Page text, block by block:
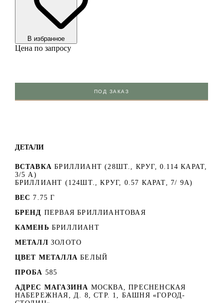
В избранноe
Цена по запросу
ПОД ЗАКАЗ
ДЕТАЛИ
ВСТАВКА БРИЛЛИАНТ (28ШТ., КРУГ, 0.114 КАРАТ,
3/5 А)
БРИЛЛИАНТ (124ШТ., КРУГ, 0.57 КАРАТ, 7/ 9А)
ВЕС 7.75 Г
БРЕНД ПЕРВАЯ БРИЛЛИАНТОВАЯ
КАМЕНЬ БРИЛЛИАНТ
МЕТАЛЛ ЗОЛОТО
ЦВЕТ МЕТАЛЛА БЕЛЫЙ
ПРОБА 585
АДРЕС МАГАЗИНА МОСКВА, ПРЕСНЕНСКАЯ
НАБЕРЕЖНАЯ, Д. 8, СТР. 1, БАШНЯ «ГОРОД-